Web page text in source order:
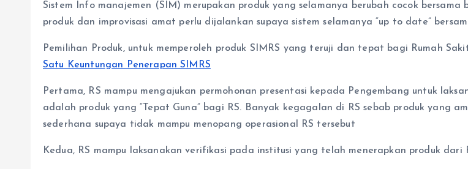
Sistem Info manajemen (SIM) merupakan produk yang selamanya berubah cocok
produk dan improvisasi amat perlu dijalankan supaya sistem selamanya “up to date”
Pemilihan Produk, untuk memperoleh produk SIMRS yang teruji dan tepat bagi Rumah
Satu Keuntungan Penerapan SIMRS
Pertama, RS mampu mengajukan permohonan presentasi kepada Pengembang untuk
adalah produk yang “Tepat Guna” bagi RS. Banyak kegagalan di RS sebab produk
sederhana supaya tidak mampu menopang operasional RS tersebut
Kedua, RS mampu laksanakan verifikasi pada institusi yang telah menerapkan produk dari